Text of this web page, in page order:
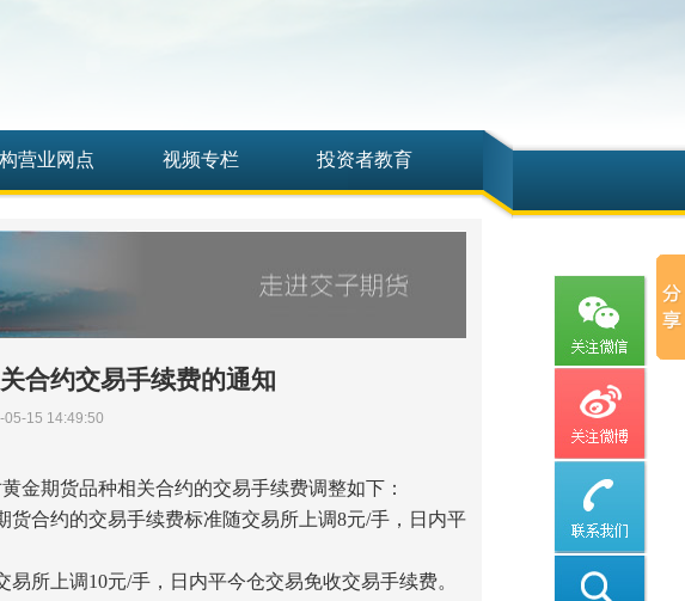
营业网点 视频专栏 投资者教育
合约交易手续费的通知
05-15 14:49:50
金期货品种相关合约的交易手续费调整如下：
合约的交易手续费标准随交易所上调8元/手，日内平
所上调10元/手，日内平今仓交易免收交易手续费。